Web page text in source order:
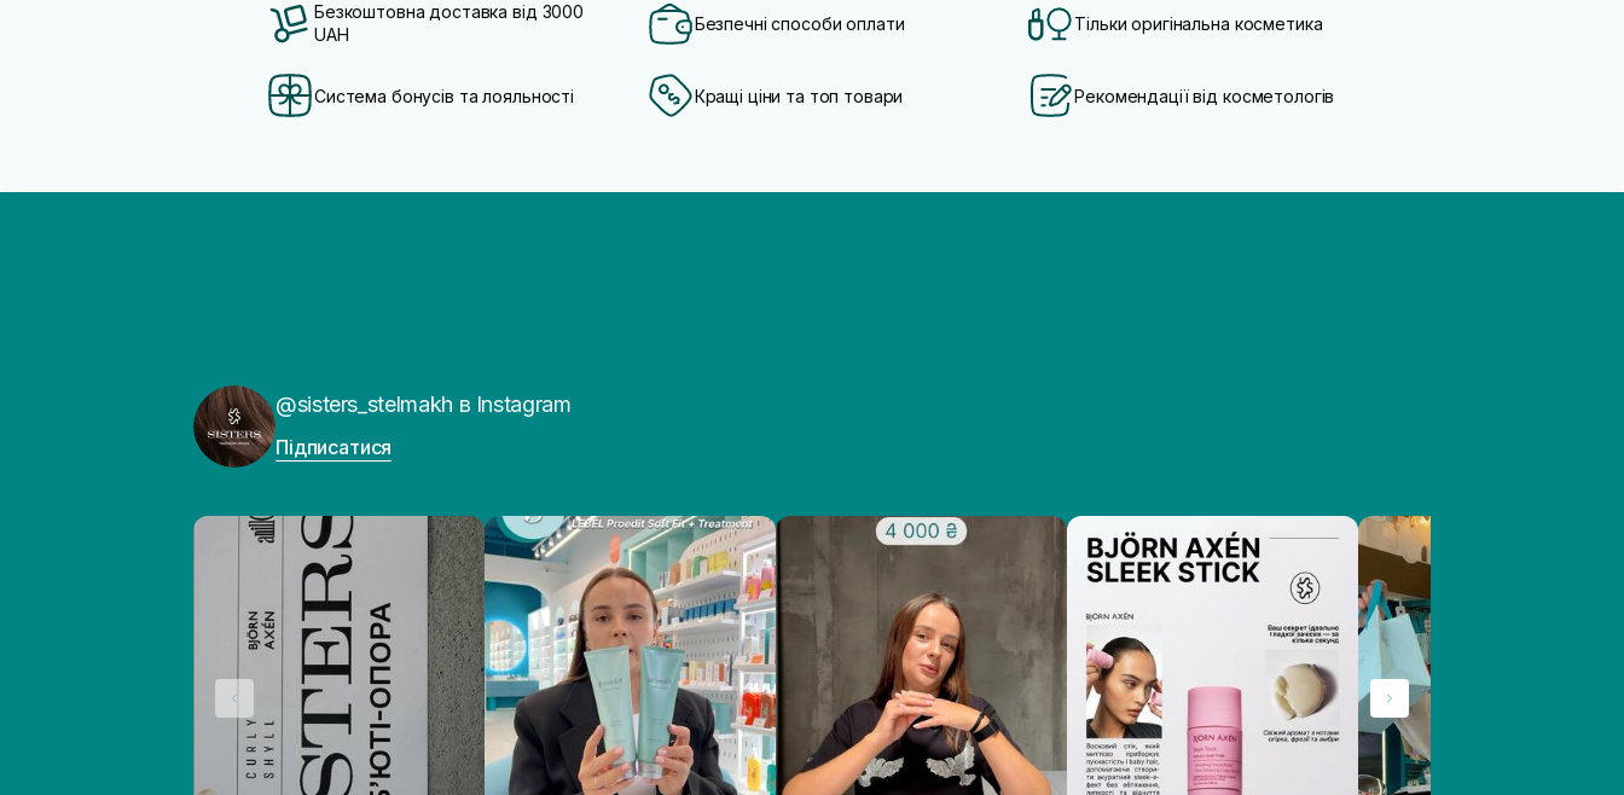
Безкоштовна доставка від 3000
UAH
Безпечні способи оплати Тільки оригінальна косметика
Система бонусів та лояльності Кращі ціни та топ товари Рекомендації від косметологів
@sisters_stelmakh в Instagram
Підписатися